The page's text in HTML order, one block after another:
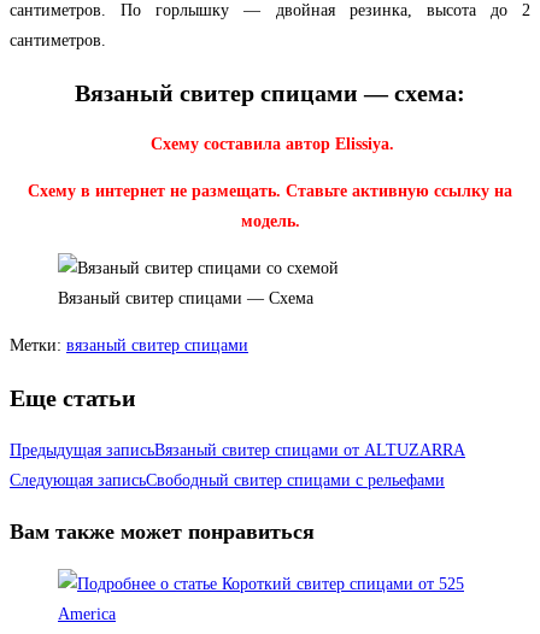
сантиметров. По горлышку — двойная резинка, высота до 2
сантиметров.
Вязаный свитер спицами — схема:
Схему составила автор Elissiya.
Схему в интернет не размещать. Ставьте активную ссылку на
модель.
Вязаный свитер спицами — Схема
Метки: вязаный свитер спицами
Еще статьи
Предыдущая записьВязаный свитер спицами от ALTUZARRA
Следующая записьСвободный свитер спицами с рельефами
Вам также может понравиться